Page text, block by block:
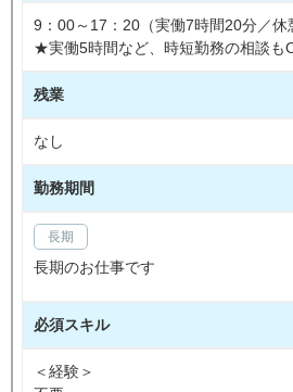
9：00～17：20（実働7時間20分／休
★実働5時間など、時短勤務の相談も
残業
なし
勤務期間
長期
長期のお仕事です
必須スキル
＜経験＞